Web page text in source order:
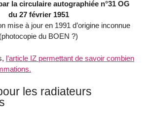
la circulaire autographiée n°31 OG
du 27 février 1951
mise à jour en 1991 d’origine inconnue
(photocopie du BOEN ?)
l’article IZ permettant de savoir combien
les radiateurs